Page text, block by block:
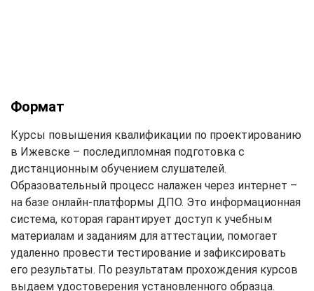
Формат
Курсы повышения квалификации по проектированию
в Ижевске – последипломная подготовка с
дистанционным обучением слушателей.
Образовательный процесс налажен через интернет –
на базе онлайн-платформы ДПО. Это информационная
система, которая гарантирует доступ к учебным
материалам и заданиям для аттестации, помогает
удаленно провести тестирование и зафиксировать
его результаты. По результатам прохождения курсов
выдаем удостоверения установленного образца.